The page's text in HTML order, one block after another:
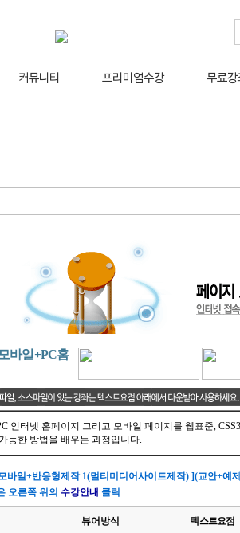
커뮤니티 프리미엄수강 무료강
바일+PC홈
인터넷 홈페이지 그리고 모바일 페이지를 웹표준,
능한 방법을 배우는 과정입니다.
일+반응형제작 1(멀티미디어사이트제작) ](교안+예
오른쪽 위의 수강안내 클릭
뷰어방식 텍스트요점